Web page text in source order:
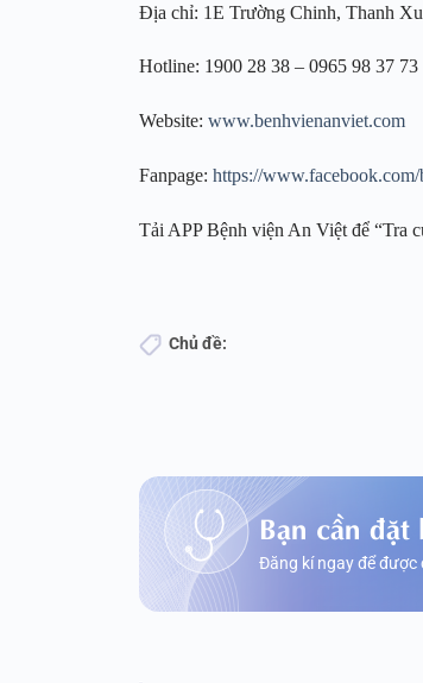
Địa chỉ: 1E Trường Chinh, Thanh
Hotline: 1900 28 38 – 0965 98 37 73
Website: www.benhvienanviet.com
Fanpage: https://
Tải APP Bệnh viện An Việt để “Tra
Chủ đề:
Bạn cần đặt
Đăng kí ngay để được